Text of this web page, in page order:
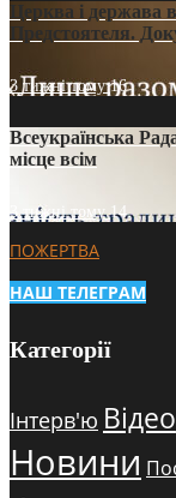
Церква і держава
Предстоятеля.
3 тижні тому16
Всеукраїнська
місце всім
3 тижні тому14
ПОЖЕРТВА
НАШ ТЕЛЕГРАМ
Категорії
Інтерв'ю Відео
Новини